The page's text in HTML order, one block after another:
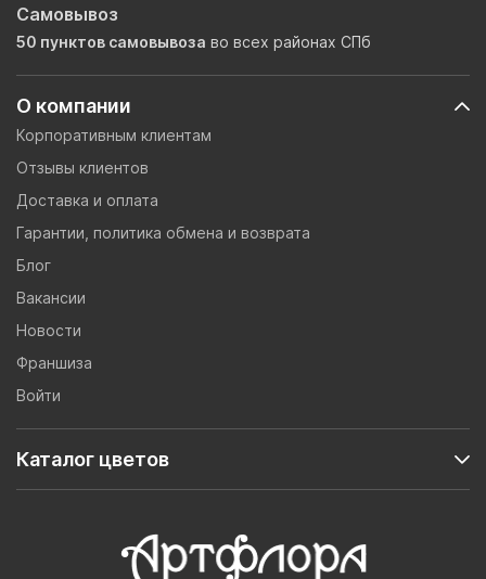
О компании
Корпоративным клиентам
Отзывы клиентов
Доставка и оплата
Гарантии, политика обмена и возврата
Блог
Вакансии
Новости
Франшиза
Войти
Каталог цветов
Самовывоз
50 пунктов самовывоза во всех районах СПб